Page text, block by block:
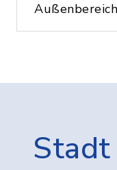
Außenbereich
Stadt